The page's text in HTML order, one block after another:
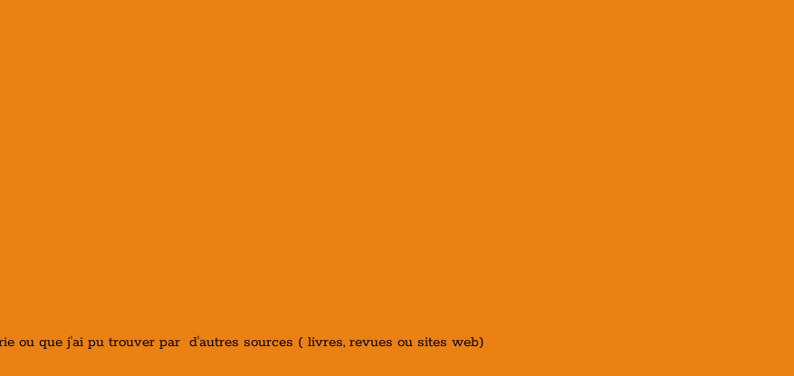
ou que j'ai pu trouver par d'autres sources ( livres, revues ou sites web)